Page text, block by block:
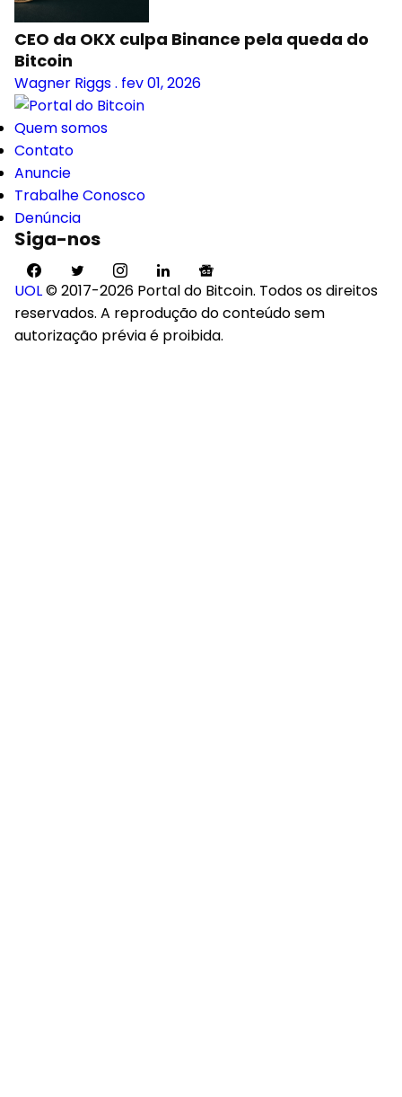
CEO da OKX culpa Binance pela queda do
Bitcoin
Wagner Riggs. fev 01, 2026
Quem somos
Contato
Anuncie
Trabalhe Conosco
Denúncia
Siga-nos
UOL© 2017-2026 Portal do Bitcoin. Todos os direitos
reservados. A reprodução do conteúdo sem
autorização prévia é proibida.